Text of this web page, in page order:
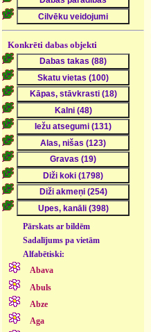
Konkrēti dabas objekti
Pārskats ar bildēm
Sadalījums pa vietām
Alfabētiski:
Abava
Abuls
Abze
Aga